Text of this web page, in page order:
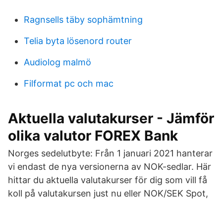
Ragnsells täby sophämtning
Telia byta lösenord router
Audiolog malmö
Filformat pc och mac
Aktuella valutakurser - Jämför
olika valutor FOREX Bank
Norges sedelutbyte: Från 1 januari 2021 hanterar
vi endast de nya versionerna av NOK-sedlar. Här
hittar du aktuella valutakurser för dig som vill få
koll på valutakursen just nu eller NOK/SEK Spot,